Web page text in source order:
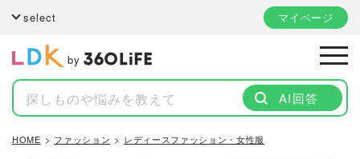
select マイページ
by
AI回答
HOME ファッション レディースファッション・女性服